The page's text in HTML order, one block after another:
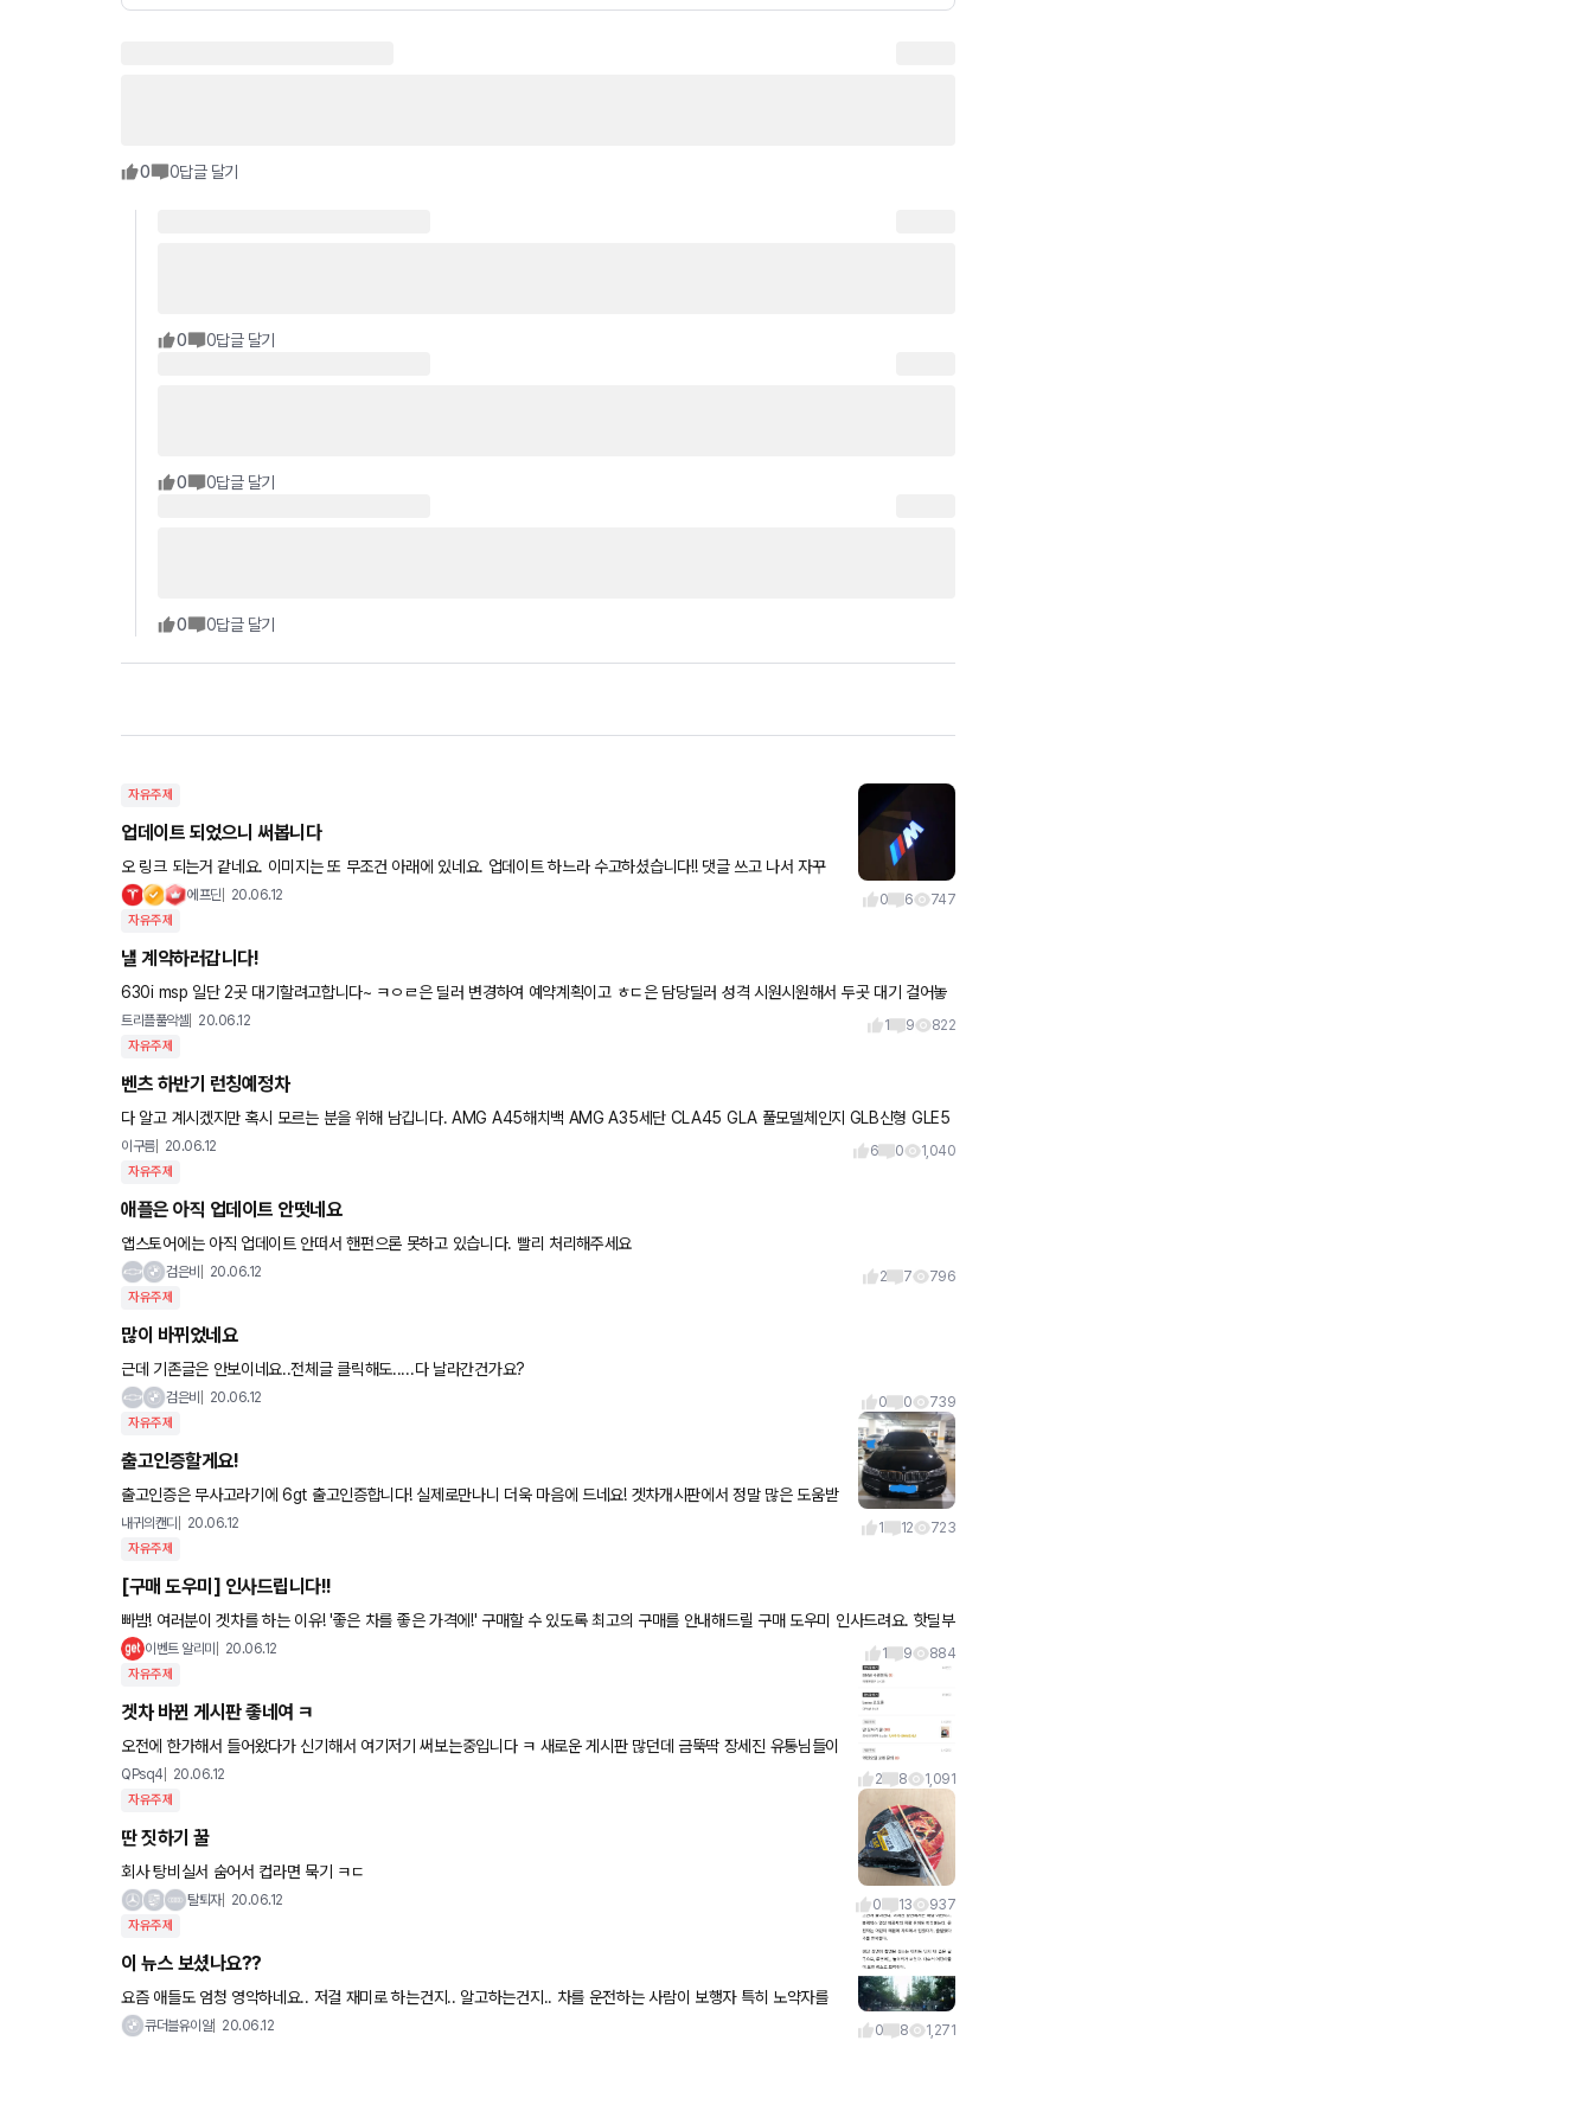
0 0답글 달기
0 0답글 달기
0 0답글 달기
0 0답글 달기
자유주제
업데이트 되었으니 써봅니다
오 링크 되는거 같네요. 이미지는 또 무조건 아래에 있네요. 업데이트 하느라 수고하셨습니다!! 댓글 쓰고 나서 자꾸
에프딘 20.06.12 0 6 747
자유주제
낼 계약하러갑니다!
630i msp 일단 2곳 대기할려고합니다~ ㅋㅇㄹ은 딜러 변경하여 예약계획이고 ㅎㄷ은 담당딜러 성격 시원시원해서 두곳 대기 걸어놓
고 페리 자세한 스펙 나오는대로 선택하기로 했습니다~ 급하지 않으니
트리플풀악셀 20.06.12 1 9 822
자유주제
벤츠 하반기 런칭예정차
다 알고 계시겠지만 혹시 모르는 분을 위해 남깁니다. AMG A45해치백 AMG A35세단 CLA45 GLA 풀모델체인지 GLB신형 GLE5
3 AMG GLE400d 쿠페 GLE53 쿠페 E클래스
이구름 20.06.12 6 0 1,040
자유주제
애플은 아직 업데이트 안떳네요
앱스토어에는 아직 업데이트 안떠서 핸펀으론 못하고 있습니다. 빨리 처리해주세요
검은비 20.06.12 2 7 796
자유주제
많이 바뀌었네요
근데 기존글은 안보이네요..전체글 클릭해도.....다 날라간건가요?
검은비 20.06.12 0 0 739
자유주제
출고인증할게요!
출고인증은 무사고라기에 6gt 출고인증합니다! 실제로만나니 더욱 마음에 드네요! 겟차개시판에서 정말 많은 도움받
았습니다. 댓글 하나하나 달아주신분들 감사드려요. 안전히 잘 타보도록 하겠습니다^^
내귀의캔디 20.06.12 1 12 723
자유주제
[구매 도우미] 인사드립니다!!
빠밤! 여러분이 겟차를 하는 이유! '좋은 차를 좋은 가격에!' 구매할 수 있도록 최고의 구매를 안내해드릴 구매 도우미 인사드려요. 핫딜부
터 특별재고분 할인과 인기차종 최고 프로모션 안내까지,
이벤트 알리미 20.06.12 1 9 884
자유주제
겟차 바뀐 게시판 좋네여 ㅋ
오전에 한가해서 들어왔다가 신기해서 여기저기 써보는중입니다 ㅋ 새로운 게시판 많던데 금뚝딱 장세진 유통님들이
가득 채워주시겠죠? 아 그리고 슈프림님 올려주시는 정보도 감사히 잘 보고있습니다:) 눈팅
QPsq4 20.06.12 2 8 1,091
자유주제
딴 짓하기 꿀
회사 탕비실서 숨어서 컵라면 묵기 ㅋㄷ
탈퇴자 20.06.12 0 13 937
자유주제
이 뉴스 보셨나요??
요즘 애들도 엄청 영악하네요.. 저걸 재미로 하는건지.. 알고하는건지.. 차를 운전하는 사람이 보행자 특히 노약자를
보호하는건 당연한거지만 저런놈들은 맘같아서는 확 한대 쥐어박고 싶네요.. 동영상
큐더블유이알 20.06.12 0 8 1,271